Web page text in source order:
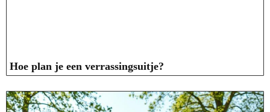
Hoe plan je een verrassingsuitje?